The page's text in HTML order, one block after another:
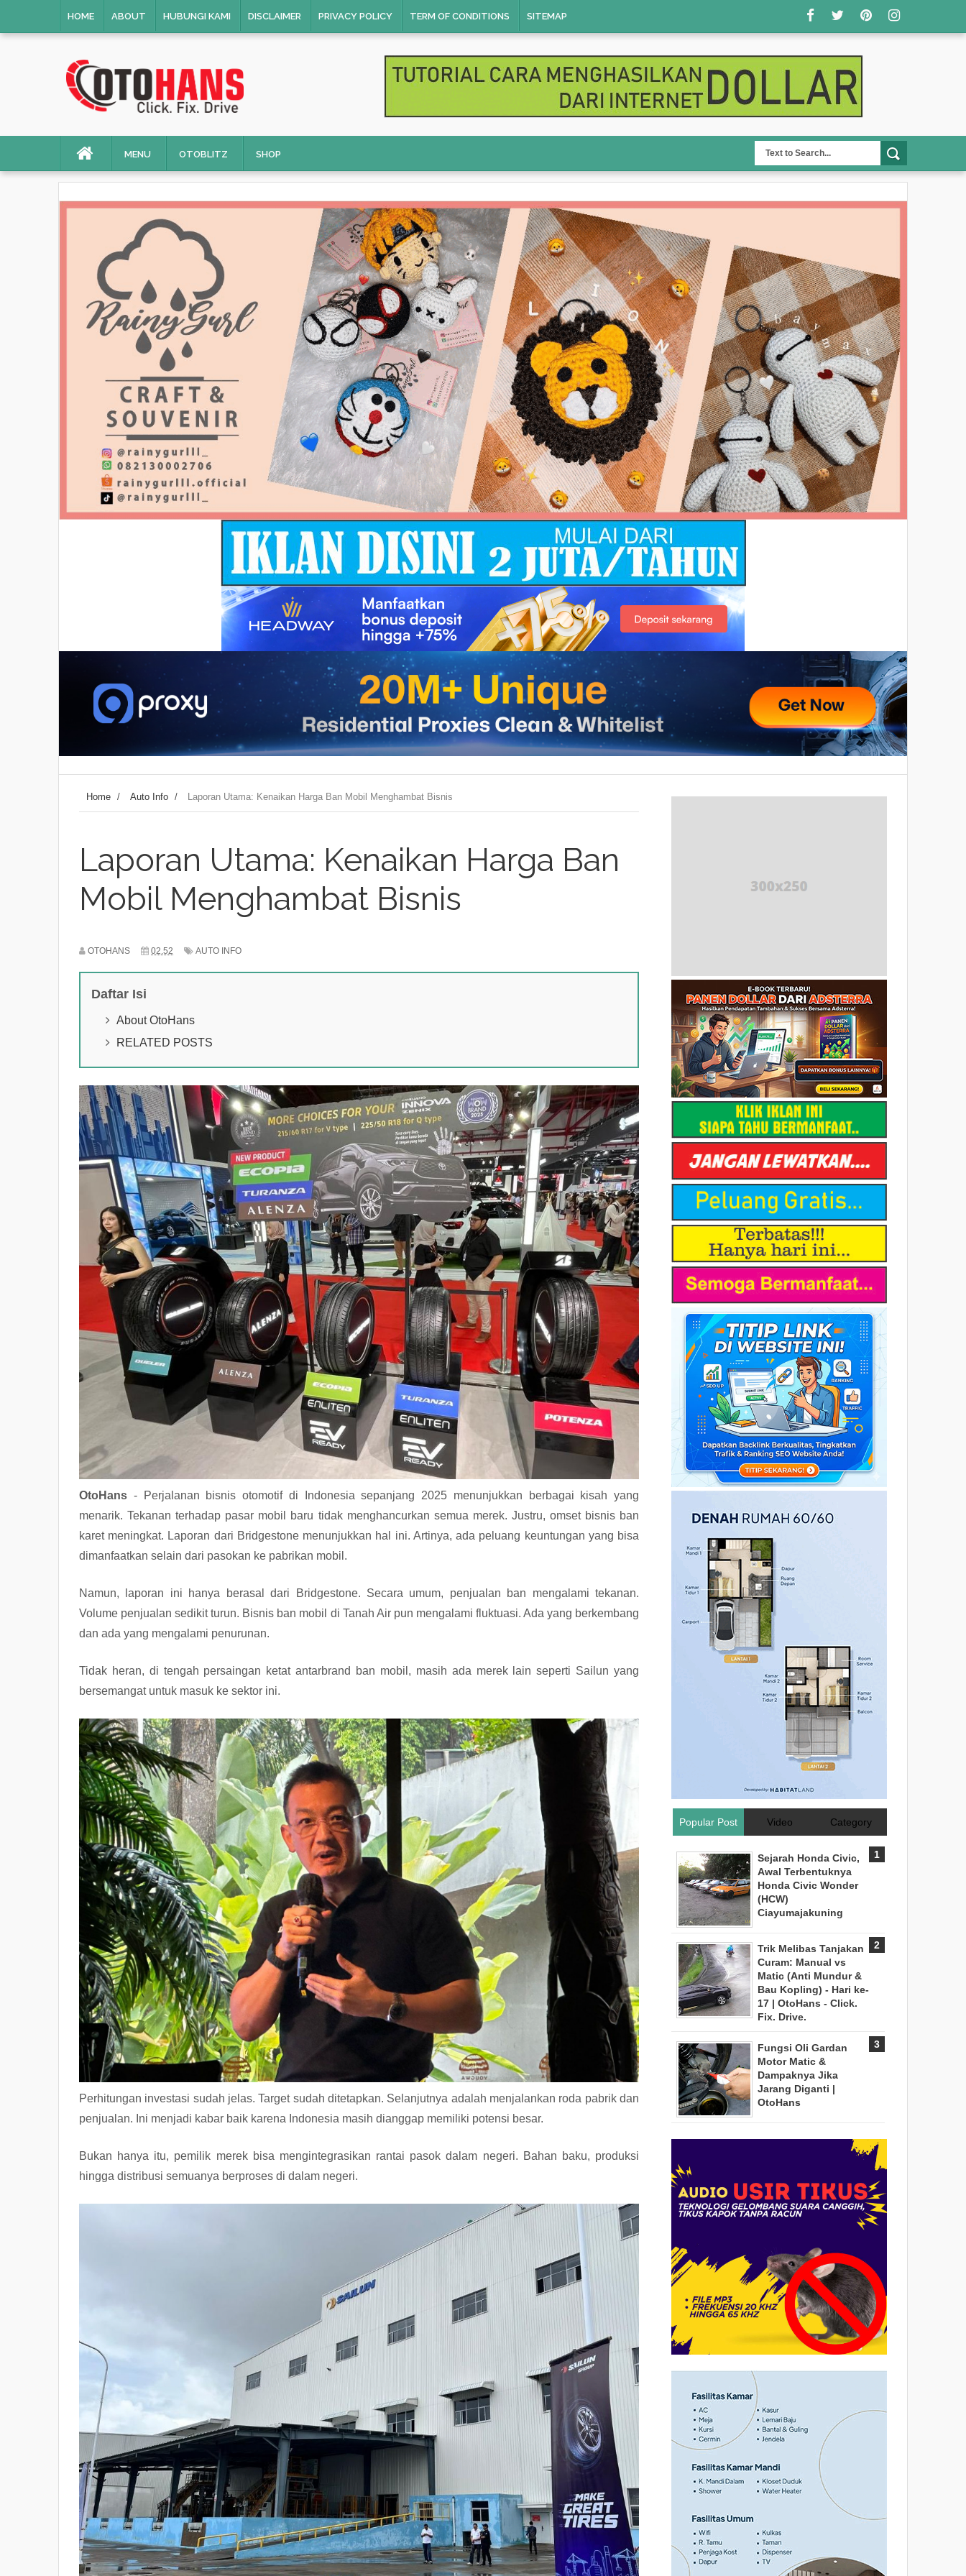
HOME ABOUT HUBUNGI KAMI DISCLAIMER PRIVACY POLICY TERM OF CONDITIONS SITEMAP
MENU OTOBLITZ SHOP
Home / Auto Info / Laporan Utama: Kenaikan Harga Ban Mobil Menghambat Bisnis
Laporan Utama: Kenaikan Harga Ban
Mobil Menghambat Bisnis
OTOHANS 02.52 AUTO INFO
Daftar Isi
About OtoHans
RELATED POSTS
OtoHans - Perjalanan bisnis otomotif di Indonesia sepanjang 2025 menunjukkan berbagai kisah yang
menarik. Tekanan terhadap pasar mobil baru tidak menghancurkan semua merek. Justru, omset bisnis ban
karet meningkat. Laporan dari Bridgestone menunjukkan hal ini. Artinya, ada peluang keuntungan yang bisa
dimanfaatkan selain dari pasokan ke pabrikan mobil.
Namun, laporan ini hanya berasal dari Bridgestone. Secara umum, penjualan ban mengalami tekanan.
Volume penjualan sedikit turun. Bisnis ban mobil di Tanah Air pun mengalami fluktuasi. Ada yang berkembang
dan ada yang mengalami penurunan.
Tidak heran, di tengah persaingan ketat antarbrand ban mobil, masih ada merek lain seperti Sailun yang
bersemangat untuk masuk ke sektor ini.
Perhitungan investasi sudah jelas. Target sudah ditetapkan. Selanjutnya adalah menjalankan roda pabrik dan
penjualan. Ini menjadi kabar baik karena Indonesia masih dianggap memiliki potensi besar.
Bukan hanya itu, pemilik merek bisa mengintegrasikan rantai pasok dalam negeri. Bahan baku, produksi
hingga distribusi semuanya berproses di dalam negeri.
Popular Post Video Category
Sejarah Honda Civic,
Awal Terbentuknya
Honda Civic Wonder
(HCW)
Ciayumajakuning
Trik Melibas Tanjakan
Curam: Manual vs
Matic (Anti Mundur &
Bau Kopling) - Hari ke-
17 | OtoHans - Click.
Fix. Drive.
Fungsi Oli Gardan
Motor Matic &
Dampaknya Jika
Jarang Diganti |
OtoHans